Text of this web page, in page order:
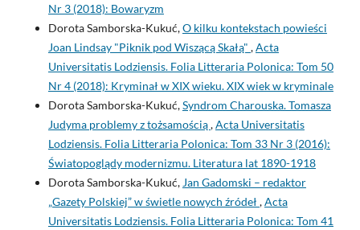
Nr 3 (2018): Bowaryzm
Dorota Samborska-Kukuć,O kilku kontekstach powieści
Joan Lindsay "Piknik pod Wiszącą Skałą" ,Acta
Universitatis Lodziensis. Folia Litteraria Polonica: Tom 50
Nr 4 (2018): Kryminał w XIX wieku. XIX wiek w kryminale
Dorota Samborska-Kukuć,Syndrom Charouska. Tomasza
Judyma problemy z tożsamością,Acta Universitatis
Lodziensis. Folia Litteraria Polonica: Tom 33 Nr 3 (2016):
Światopoglądy modernizmu. Literatura lat 1890-1918
Dorota Samborska-Kukuć, Jan Gadomski – redaktor
„Gazety Polskiej” w świetle nowych źródeł ,Acta
Universitatis Lodziensis. Folia Litteraria Polonica: Tom 41